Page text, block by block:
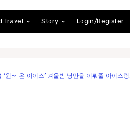
Travel Story Login/Register
‘윈터 온 아이스’ 겨울밤 낭만을 이뤄줄 아이스